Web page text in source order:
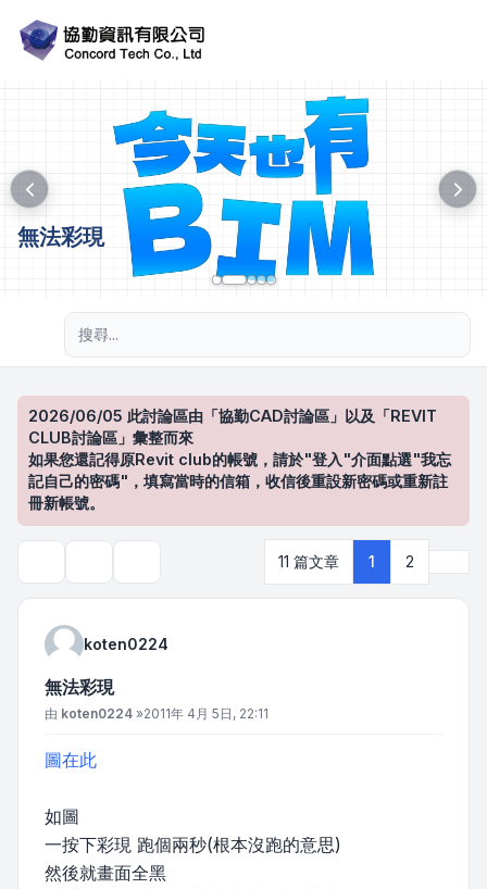
無法彩現
2026/06/05 此討論區由「協勤CAD討論區」以及「REVIT
CLUB討論區」彙整而來
如果您還記得原Revit club的帳號，請於"登入"介面點選"我忘
記自己的密碼"，填寫當時的信箱，收信後重設新密碼或重新註
冊新帳號。
11 篇文章 1 2
koten0224
無法彩現
文章
由 koten0224 »2011年 4月 5日, 22:11
圖在此
如圖
一按下彩現 跑個兩秒(根本沒跑的意思)
然後就畫面全黑